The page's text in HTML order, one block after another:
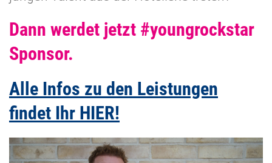
Dann werdet jetzt #youngrockstar
Sponsor.
Alle Infos zu den Leistungen
findet Ihr HIER!